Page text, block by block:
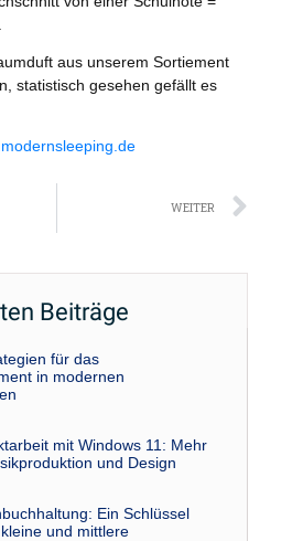
aus unserem Sortiement
statistisch gesehen gefällt es
WEITER
Beiträge
für das
in modernen
mit Windows 11: Mehr
und Design
Ein Schlüssel
und mittlere